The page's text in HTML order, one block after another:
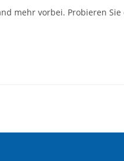
mehr vorbei. Probieren